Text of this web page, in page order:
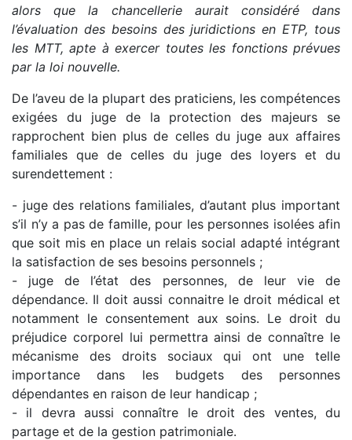
alors que la chancellerie aurait considéré dans
l’évaluation des besoins des juridictions en ETP, tous
les MTT, apte à exercer toutes les fonctions prévues
par la loi nouvelle.
De l’aveu de la plupart des praticiens, les compétences
exigées du juge de la protection des majeurs se
rapprochent bien plus de celles du juge aux affaires
familiales que de celles du juge des loyers et du
surendettement :
- juge des relations familiales, d’autant plus important
s’il n’y a pas de famille, pour les personnes isolées afin
que soit mis en place un relais social adapté intégrant
la satisfaction de ses besoins personnels ;
- juge de l’état des personnes, de leur vie de
dépendance. Il doit aussi connaitre le droit médical et
notamment le consentement aux soins. Le droit du
préjudice corporel lui permettra ainsi de connaître le
mécanisme des droits sociaux qui ont une telle
importance dans les budgets des personnes
dépendantes en raison de leur handicap ;
- il devra aussi connaître le droit des ventes, du
partage et de la gestion patrimoniale.